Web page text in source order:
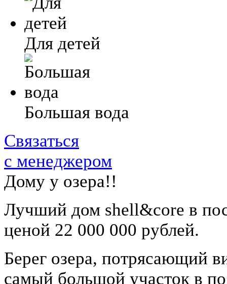
Для детей
Большая вода
Связаться
с менеджером
Дому у озера!!
Лучший дом shell&core в
ценой 22 000 000 рублей.
Берег озера, потрясающий
самый большой участок в